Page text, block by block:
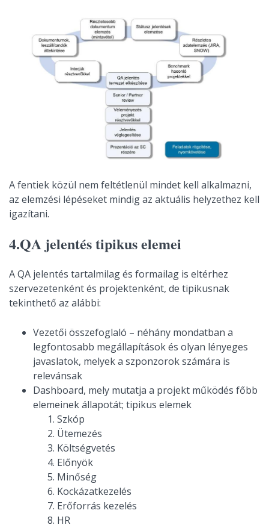
A fentiek közül nem feltétlenül mindet kell alkalmazni,
az elemzési lépéseket mindig az aktuális helyzethez kell
igazítani.
4.QA jelentés tipikus elemei
A QA jelentés tartalmilag és formailag is eltérhez
szervezetenként és projektenként, de tipikusnak
tekinthető az alábbi:
Vezetői összefoglaló – néhány mondatban a
legfontosabb megállapítások és olyan lényeges
javaslatok, melyek a szponzorok számára is
relevánsak
Dashboard, mely mutatja a projekt működés főbb
elemeinek állapotát; tipikus elemek
Szkóp
Ütemezés
Költségvetés
Előnyök
Minőség
Kockázatkezelés
Erőforrás kezelés
HR